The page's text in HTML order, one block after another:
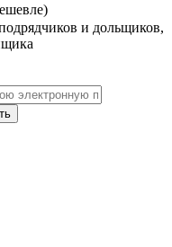
и дольщиков,